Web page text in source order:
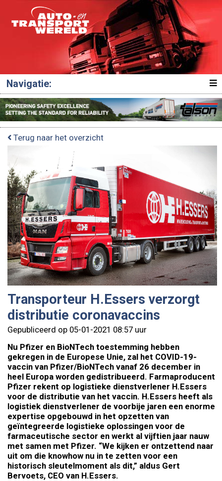
Navigatie:
Terug naar het overzicht
Transporteur H.Essers verzorgt
distributie coronavaccins
Gepubliceerd op 05-01-2021 08:57 uur
Nu Pfizer en BioNTech toestemming hebben
gekregen in de Europese Unie, zal het COVID-19-
vaccin van Pfizer/BioNTech vanaf 26 december in
heel Europa worden gedistribueerd. Farmaproducent
Pfizer rekent op logistieke dienstverlener H.Essers
voor de distributie van het vaccin. H.Essers heeft als
logistiek dienstverlener de voorbije jaren een enorme
expertise opgebouwd in het opzetten van
geïntegreerde logistieke oplossingen voor de
farmaceutische sector en werkt al vijftien jaar nauw
met samen met Pfizer. “We kijken er ontzettend naar
uit om die knowhow nu in te zetten voor een
historisch sleutelmoment als dit,” aldus Gert
Bervoets, CEO van H.Essers.